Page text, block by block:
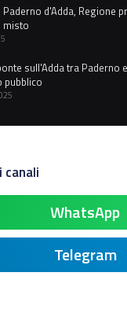
Paderno d'Adda, Regione
misto
sull'Adda tra Paderno
pubblico
WhatsApp
Telegram